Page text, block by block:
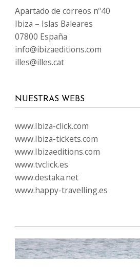
Apartado de correos nº40
Ibiza – Islas Baleares
07800 España
info@ibizaeditions.com
illes@illes.cat
NUESTRAS WEBS
www.Ibiza-click.com
www.Ibiza-tickets.com
www.Ibizaeditions.com
www.tvclick.es
www.destaka.net
www.happy-travelling.es